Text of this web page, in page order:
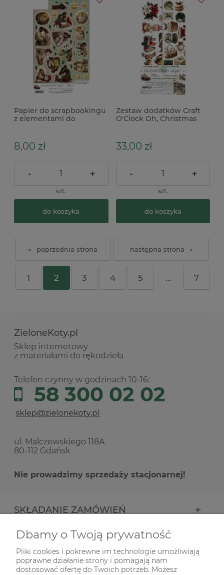
Papier do scrapbookingu
z elementami do
Silent Night 2szt
8,00 zł
- +
szt.
do koszyka
Zestaw dodatków Craft
O'Clock Oh, Christmas
33,00 zł
- +
szt.
do koszyka
«
1 2 3 4 5 ... 7
»
ZieloneKoty.pl
Sklep internetowy
z materiałami do rękodzieła
Telefon czynny w godzinach 10-16:
58 300 02 02
ul. Malczewskiego 118A
80-112 Gdańsk
Nie prowadzimy sprzedaży stacjonarnej!
SKŁADANIE ZAMÓWIEŃ
INFORMACJE
ODWIEDŹ NAS NA
Dbamy o Twoją prywatność
Pliki cookies i pokrewne im technologie umożliwiają
poprawne działanie strony i pomagają nam
dostosować ofertę do Twoich potrzeb. Możesz